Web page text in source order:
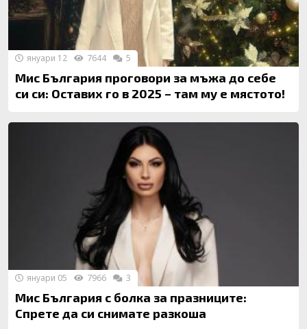
Мис България проговори за мъжа до себе
си си: Оставих го в 2025 – там му е мястото!
януари 12 7644 5
Мис България с болка за празниците:
Спрете да си снимате разкоша
януари 05 7966 3